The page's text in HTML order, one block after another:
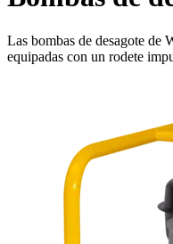
Las bombas de desagote de
equipadas con un rodete